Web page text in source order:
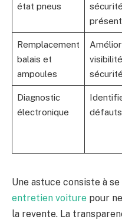
état pneus
Remplacement
balais et
ampoules
sécurité
Diagnostic
électronique
Une astuce consiste à
entretien voiture pour
la revente. La